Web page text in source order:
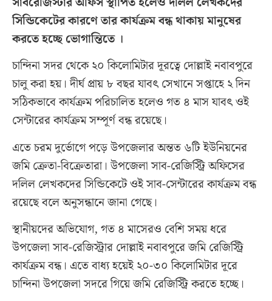
সিন্ডিকেটের কারণে তার কার্যক্রম বন্ধ থাকায় মানুষের
করতে হচ্ছে ভোগান্তিতে ।
চান্দিনা সদর থেকে ২০ কিলোমিটার দূরত্বে দোল্লাই নবাবপুরে
চালু করা হয়। দীর্ঘ প্রায় ৮ বছর যাবৎ সেখানে সপ্তাহে ২ দিন
সঠিকভাবে কার্যক্রম পরিচালিত হলেও গত ৪ মাস যাবৎ ওই
সেন্টারের কার্যক্রম সম্পূর্ণ বন্ধ রয়েছে।
এতে চরম দুর্ভোগে পড়ে উপজেলার অন্তত ৬টি ইউনিয়নের
জমি ক্রেতা-বিক্রেতারা। উপজেলা সাব-রেজিস্ট্রি অফিসের
দলিল লেখকদের সিন্ডিকেটে ওই সাব-সেন্টারের কার্যক্রম বন্ধ
রয়েছে বলে অনুসন্ধানে জানা গেছে।
স্থানীয়দের অভিযোগ, গত ৪ মাসেরও বেশি সময় ধরে
উপজেলা সাব-রেজিস্ট্রার দোল্লাই নবাবপুরে জমি রেজিস্ট্রি
কার্যক্রম বন্ধ। এতে বাধ্য হয়েই ২০-৩০ কিলোমিটার দূরে
চান্দিনা উপজেলা সদরে গিয়ে জমি রেজিস্ট্রি করতে হচ্ছে।